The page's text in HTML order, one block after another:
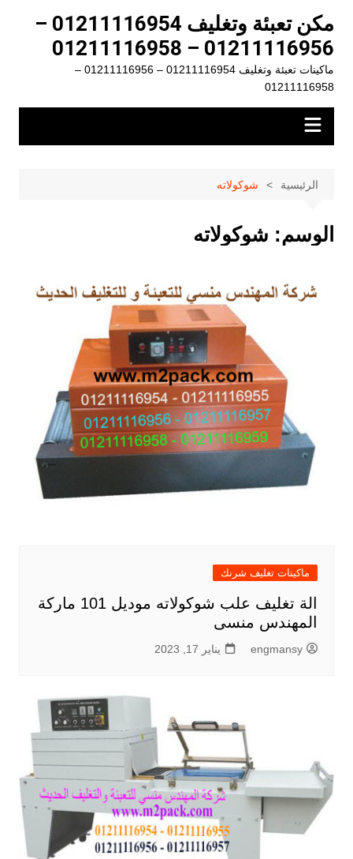
المحتوى
مكن تعبئة وتغليف 01211116954 –
01211116956 – 01211116958
ماكينات تعبئة وتغليف 01211116954 – 01211116956 –
01211116958
الرئيسية شوكولاته
الوسم: شوكولاته
ماكينات تغليف شرنك
الة تغليف علب شوكولاته موديل 101 ماركة
المهندس منسى
engmansy يناير 17, 2023